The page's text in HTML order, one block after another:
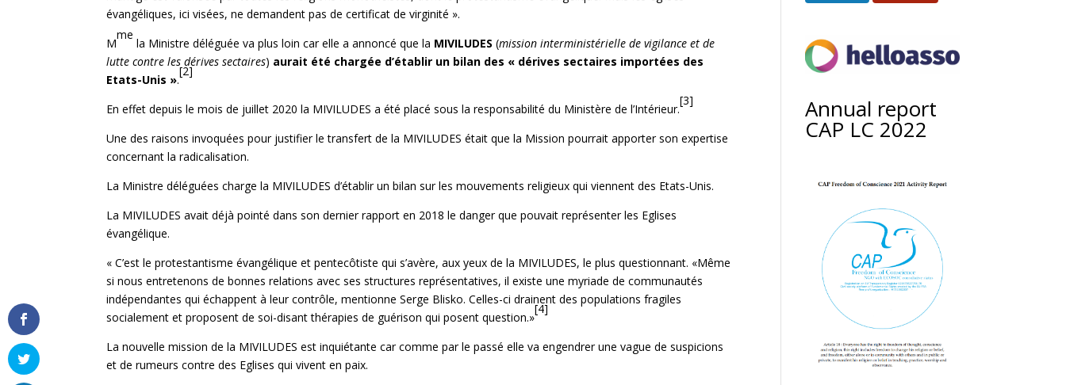
évangéliques, ici visées, ne demandent pas de certificat de virginité ».
M
me
la Ministre déléguée va plus loin car elle a annoncé que la MIVILUDES (mission interministérielle de vigilance et de
lutte contre les dérives sectaires) aurait été chargée d’établir un bilan des « dérives sectaires importées des
Etats-Unis ».
[2]
En effet depuis le mois de juillet 2020 la MIVILUDES a été placé sous la responsabilité du Ministère de l’Intérieur.
[3]
Une des raisons invoquées pour justifier le transfert de la MIVILUDES était que la Mission pourrait apporter son expertise
concernant la radicalisation.
La Ministre déléguées charge la MIVILUDES d’établir un bilan sur les mouvements religieux qui viennent des Etats-Unis.
La MIVILUDES avait déjà pointé dans son dernier rapport en 2018 le danger que pouvait représenter les Eglises
évangélique.
« C’est le protestantisme évangélique et pentecôtiste qui s’avère, aux yeux de la MIVILUDES, le plus questionnant. «Même
si nous entretenons de bonnes relations avec ses structures représentatives, il existe une myriade de communautés
indépendantes qui échappent à leur contrôle, mentionne Serge Blisko. Celles-ci drainent des populations fragiles
socialement et proposent de soi-disant thérapies de guérison qui posent question.»
[4]
La nouvelle mission de la MIVILUDES est inquiétante car comme par le passé elle va engendrer une vague de suspicions
et de rumeurs contre des Eglises qui vivent en paix.
Annual report
CAP LC 2022